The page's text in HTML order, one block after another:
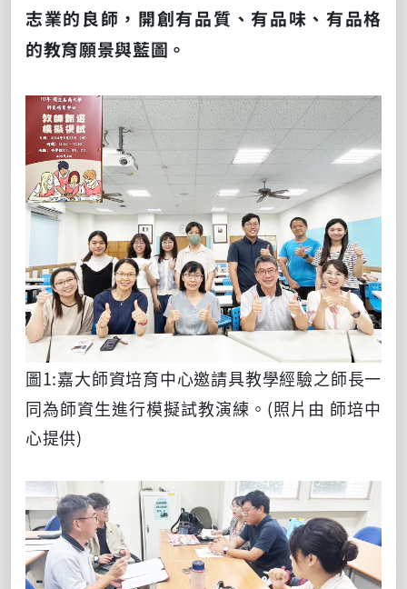
志業的良師，開創有品質、有品味、有品格
的教育願景與藍圖。
圖1:嘉大師資培育中心邀請具教學經驗之師長一
同為師資生進行模擬試教演練。 (照片由 師培中
心提供)